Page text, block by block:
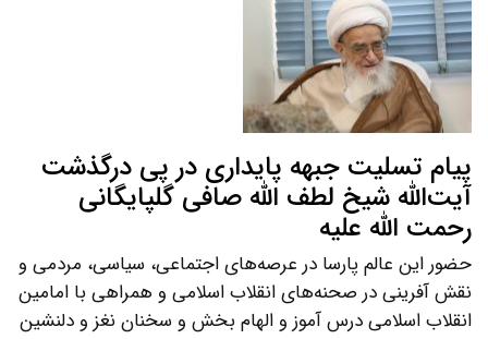
پیام تسلیت جبهه پایداری در پی درگذشت
آیت‌الله شیخ لطف الله صافی گلپایگانی
رحمت الله علیه
حضور این عالم پارسا در عرصه‌های اجتماعی، سیاسی، مردمی و
نقش آفرینی در صحنه‌های انقلاب اسلامی و همراهی با امامین
انقلاب اسلامی درس آموز و الهام بخش و سخنان نغز و دلنشین